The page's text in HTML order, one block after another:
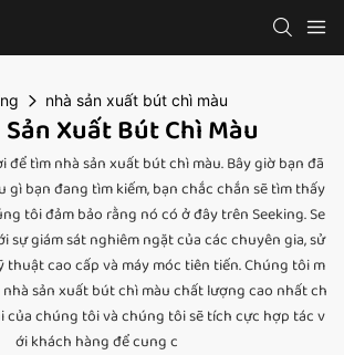
nhà sản xuất bút chì màu
Xuất Bút Chì Màu
để tìm nhà sản xuất bút chì màu. Bây giờ bạn đã
gì bạn đang tìm kiếm, bạn chắc chắn sẽ tìm thấy
tôi đảm bảo rằng nó có ở đây trên Seeking. Se
sự giám sát nghiêm ngặt của các chuyên gia, sử
cao cấp và máy móc tiên tiến. Chúng tôi m
sản xuất bút chì màu chất lượng cao nhất ch
của chúng tôi và chúng tôi sẽ tích cực hợp tác v
ới khách hàng để cung c